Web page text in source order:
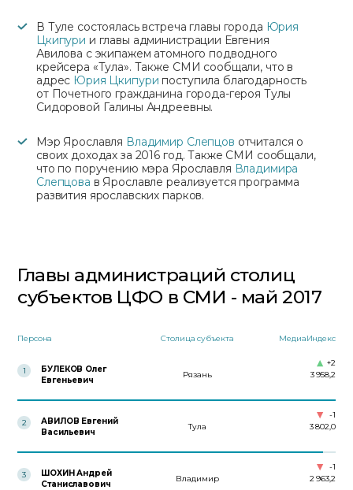
В Туле состоялась встреча главы города Юрия
Цкипури и главы администрации Евгения
Авилова с экипажем атомного подводного
крейсера «Тула». Также СМИ сообщали, что в
адрес Юрия Цкипури поступила благодарность
от Почетного гражданина города-героя Тулы
Сидоровой Галины Андреевны.
Мэр Ярославля Владимир Слепцов отчитался о
своих доходах за 2016 год. Также СМИ сообщали,
что по поручению мэра Ярославля Владимира
Слепцова в Ярославле реализуется программа
развития ярославских парков.
Главы администраций столиц
субъектов ЦФО в СМИ - май 2017
Персона Столица субъекта МедиаИндекс
1
БУЛЕКОВ Олег
Евгеньевич
Рязань 3 958,2
+2
2
АВИЛОВ Евгений
Васильевич
Тула 3 802,0
-1
3
ШОХИН Андрей
Станиславович
Владимир 2 963,2
-1